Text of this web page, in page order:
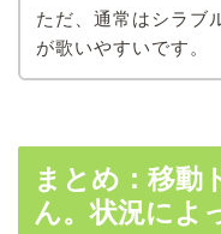
ただ、通常はシラブ
が歌いやすいです。
まとめ：移動
ん。状況によ